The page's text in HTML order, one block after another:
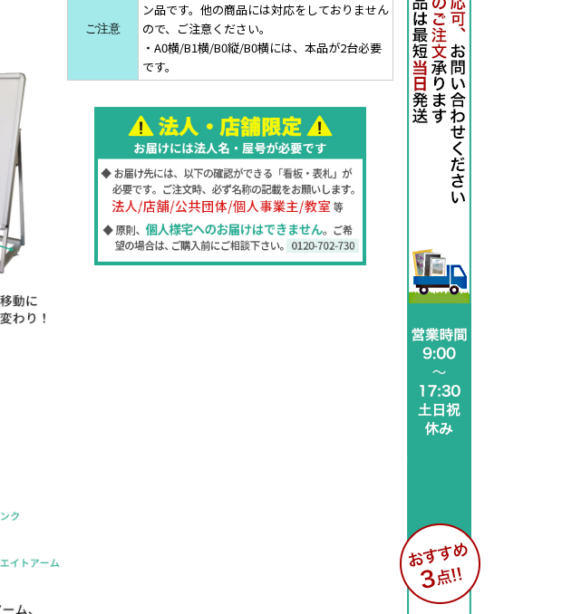
ご注意
ン品です。他の商品には対応をしておりません
ので、ご注意ください。
・A0横/B1横/B0縦/B0横には、本品が2台必要
です。